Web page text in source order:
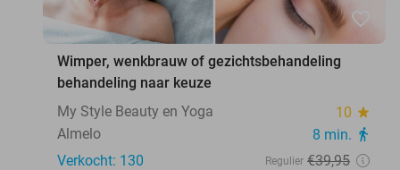
favorite_border
Wimper, wenkbrauw of gezichtsbehandeling
behandeling naar keuze
My Style Beauty en Yoga
10 star
Almelo 8 min. directions_walk
Verkocht: 130 Regulier €39,95